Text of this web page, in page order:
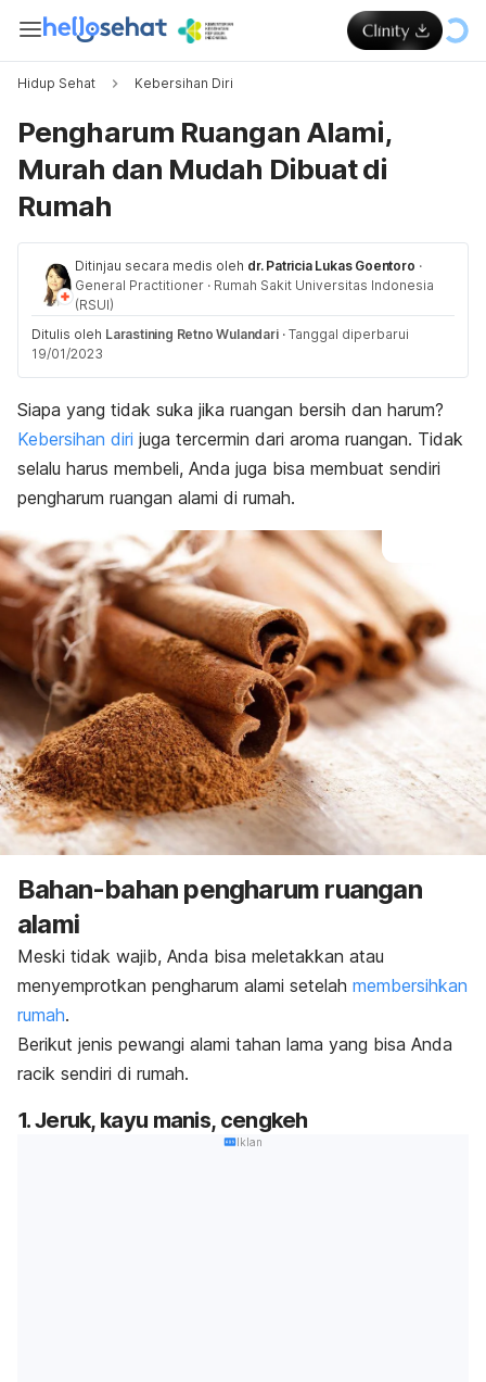
Hidup Sehat Kebersihan Diri
Pengharum Ruangan Alami,
Murah dan Mudah Dibuat di
Rumah
Ditinjau secara medis oleh dr. Patricia Lukas Goentoro ·
General Practitioner · Rumah Sakit Universitas Indonesia
(RSUI)
Ditulis oleh Larastining Retno Wulandari · Tanggal diperbarui
19/01/2023
Siapa yang tidak suka jika ruangan bersih dan harum?
Kebersihan diri juga tercermin dari aroma ruangan. Tidak
selalu harus membeli, Anda juga bisa membuat sendiri
pengharum ruangan alami di rumah.
Bahan-bahan pengharum ruangan
alami
Meski tidak wajib, Anda bisa meletakkan atau
menyemprotkan pengharum alami setelah membersihkan
rumah.
Berikut jenis pewangi alami tahan lama yang bisa Anda
racik sendiri di rumah.
1. Jeruk, kayu manis, cengkeh
Iklan